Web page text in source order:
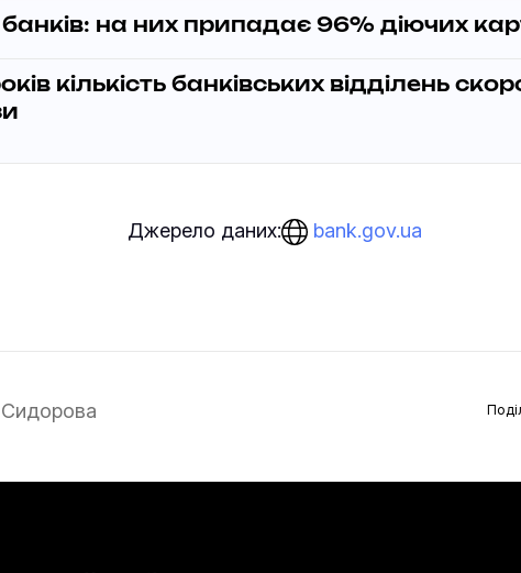
на них припадає 96% діючих
кількість банківських відділень
Джерело даних: bank.gov.ua